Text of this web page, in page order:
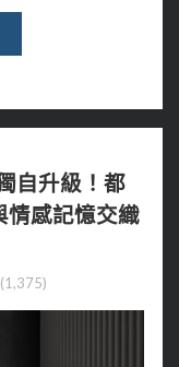
自升級！都
情感記憶交織